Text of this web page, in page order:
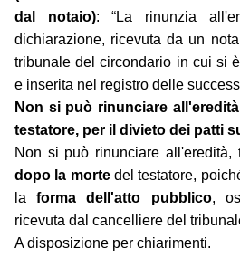
dal notaio): “La rinunzia
dichiarazione, ricevuta da un
tribunale del circondario in cui si
e inserita nel registro delle
Non si può rinunciare
testatore, per il divieto dei patti
Non si può rinunciare all'eredità,
dopo la mortedel testatore,
laforma dell'atto pubblico,
ricevuta dal cancelliere del
A disposizione per chiarimenti.